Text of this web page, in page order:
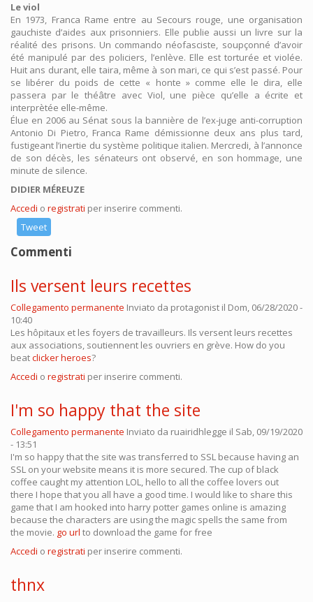
Le viol
En 1973, Franca Rame entre au Secours rouge, une organisation
gauchiste d’aides aux prisonniers. Elle publie aussi un livre sur la
réalité des prisons. Un commando néofasciste, soupçonné d’avoir
été manipulé par des policiers, l’enlève. Elle est torturée et violée.
Huit ans durant, elle taira, même à son mari, ce qui s’est passé. Pour
se libérer du poids de cette « honte » comme elle le dira, elle
passera par le théâtre avec Viol, une pièce qu’elle a écrite et
interprètée elle-même.
Élue en 2006 au Sénat sous la bannière de l’ex-juge anti-corruption
Antonio Di Pietro, Franca Rame démissionne deux ans plus tard,
fustigeant l’inertie du système politique italien. Mercredi, à l’annonce
de son décès, les sénateurs ont observé, en son hommage, une
minute de silence.
DIDIER MÉREUZE
Accedi o registrati per inserire commenti.
Tweet
Commenti
Ils versent leurs recettes
Collegamento permanente Inviato da protagonist il Dom, 06/28/2020 -
10:40
Les hôpitaux et les foyers de travailleurs. Ils versent leurs recettes
aux associations, soutiennent les ouvriers en grève. How do you
beatclicker heroes?
Accedi o registrati per inserire commenti.
I'm so happy that the site
Collegamento permanente Inviato da ruairidhlegge il Sab, 09/19/2020
- 13:51
I'm so happy that the site was transferred to SSL because having an
SSL on your website means it is more secured. The cup of black
coffee caught my attention LOL, hello to all the coffee lovers out
there I hope that you all have a good time. I would like to share this
game that I am hooked into harry potter games online is amazing
because the characters are using the magic spells the same from
the movie. go url to download the game for free
Accedi o registrati per inserire commenti.
thnx